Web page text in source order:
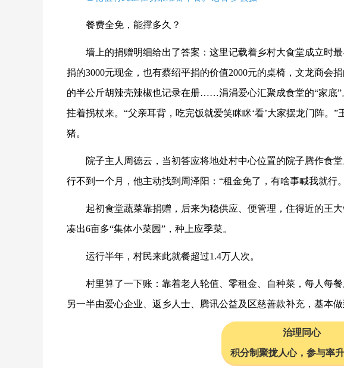
餐费全免，能撑多久？
墙上的捐赠明细给出了答案：这里记载着乡村大食堂成立时
捐的3000元现金，也有蔡绍平捐的价值2000元的桌椅，文龙商会
的半公斤胡辣壳辣椒也记录在册……涓涓爱心汇聚成食堂的“家底”
拄着拐杖来。“父亲耳背，吃完饭就爱笑眯眯‘看’大家摆龙门阵。
猪。
院子主人周德云，当初答应将地处村中心位置的院子腾作食
行不到一个月，他主动找到周泽阳：“租金免了，有啥事喊我就行
起初食堂蔬菜靠捐赠，后来为稳供应、便管理，住得近的王
凑出6亩多“集体小菜园”，种上应季菜。
运行半年，村民来此就餐超过1.4万人次。
村里算了一下账：靠着老人轮值、零租金、自种菜，每人每
另一半由爱心企业、返乡人士、腾讯公益及区慈善款补充，基本做
治理同心
积分制聚拢人心，参与率